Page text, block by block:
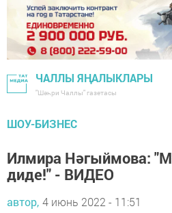
ЧАЛЛЫ ЯҢАЛЫКЛАРЫ
"Шәһри Чаллы" газетасы
ШОУ-БИЗНЕС
Илмира Нәгыймова:
диде!" - ВИДЕО
автор, 4 июнь 2022 - 11:51